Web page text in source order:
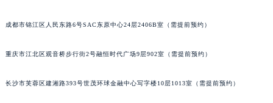
成都市锦江区人民东路6号SAC东原中心24层2406B室（需提前预约）
重庆市江北区观音桥步行街2号融恒时代广场9层902室（需提前预约）
长沙市芙蓉区建湘路393号世茂环球金融中心写字楼10层1013室（需提前预约）